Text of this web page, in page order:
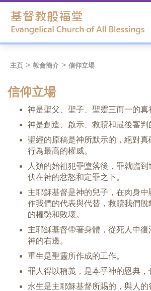
主頁 教會簡介 信仰立場
信仰立場
神是聖父、聖子、聖靈三而一的真
神是創造、啟示、救贖和最後審判
聖經的原稿是神所默示的，絕對真
行為最高的權威。
人類的始祖犯罪墮落後，罪就臨
伏在神的忿怒和定罪之下。
主耶穌基督是神的兒子，在肉身中
作我們的代表與代替，救贖我們
的權勢和敗壞。
主耶穌基督帶著身體，從死人中
神的右邊。
重生是聖靈所作成的工作。
罪人得以稱義，是本乎神的恩典，
永生是主耶穌基督所賜的，與人的